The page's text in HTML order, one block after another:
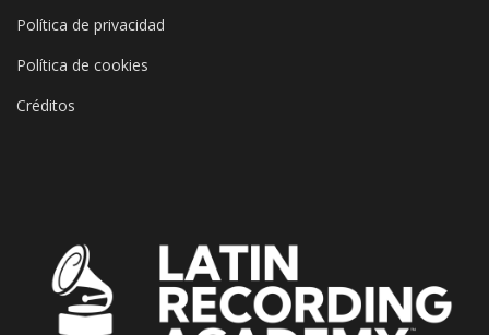
Política de privacidad
Política de cookies
Créditos